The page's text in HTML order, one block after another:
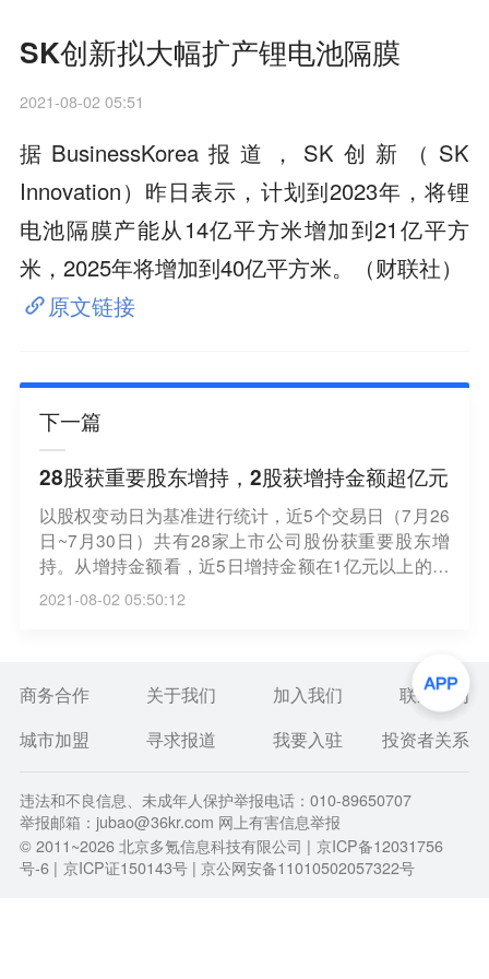
SK创新拟大幅扩产锂电池隔膜
2021-08-02 05:51
据BusinessKorea报道，SK创新（SK
Innovation）昨日表示，计划到2023年，将锂
电池隔膜产能从14亿平方米增加到21亿平方
米，2025年将增加到40亿平方米。（财联社）
原文链接
下一篇
28股获重要股东增持，2股获增持金额超亿元
以股权变动日为基准进行统计，近5个交易日（7月26
日~7月30日）共有28家上市公司股份获重要股东增
持。从增持金额看，近5日增持金额在1亿元以上的有
2家，增持金额最多的是三七互娱，期间累计增持364
2021-08-02 05:50:12
商务合作 关于我们 加入我们
联系我们
城市加盟
寻求报道 我要入驻 投资者关系
违法和不良信息、未成年人保护举报电话：010-89650707
举报邮箱：jubao@36kr.com 网上有害信息举报
© 2011~2026北京多氪信息科技有限公司 | 京ICP备12031756
号-6 | 京ICP证150143号 | 京公网安备11010502057322号